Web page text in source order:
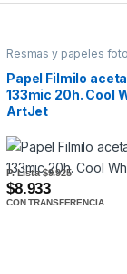
Resmas y papeles
Papel Filmilo
133mic 20h. Cool
ArtJet
P. Lista$9.925
$8.933
CON TRANSFERENCIA